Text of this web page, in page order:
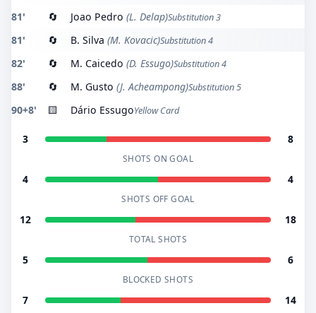
81' 🔄 Joao Pedro (L. Delap)Substitution 3
81' 🔄 B. Silva (M. Kovacic)Substitution 4
82' 🔄 M. Caicedo (D. Essugo)Substitution 4
88' 🔄 M. Gusto (J. Acheampong)Substitution 5
90+8' 🟨 Dário EssugoYellow Card
3 8
SHOTS ON GOAL
4 4
SHOTS OFF GOAL
12 18
TOTAL SHOTS
5 6
BLOCKED SHOTS
7 14